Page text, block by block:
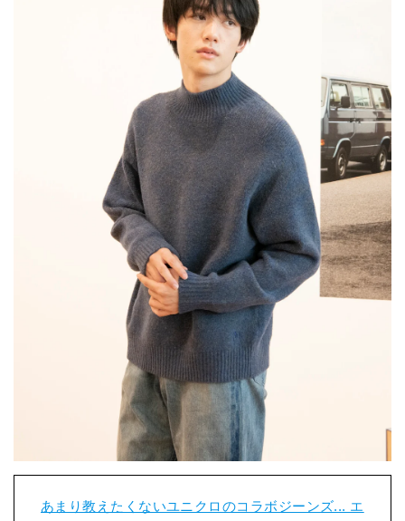
あまり教えたくないユニクロのコラボジーンズ... エ